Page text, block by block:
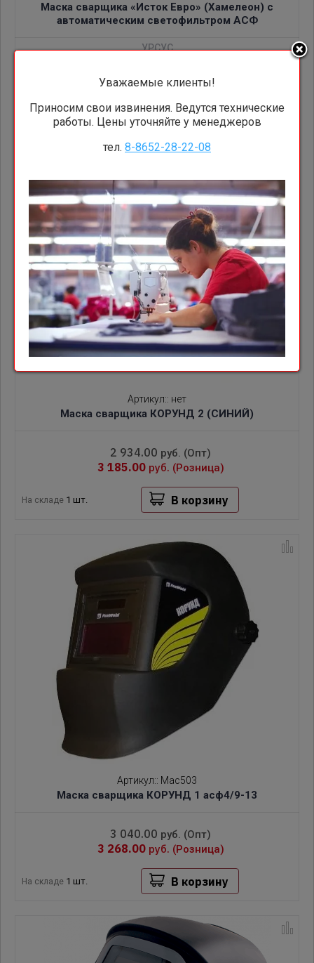
Уважаемые клиенты!
Приносим свои извинения. Ведутся технические
работы. Цены уточняйте у менеджеров
тел. 8-8652-28-22-08
Маска сварщика «Исток Евро» (Хамелеон) с
автоматическим светофильтром АСФ
УРСУС
2 517.00руб.
На складе1 шт. В корзину
Артикул:: нет
Маска сварщика КОРУНД 2 (СИНИЙ)
2 934.00 руб. (Опт)
3 185.00 руб. (Розница)
На складе 1 шт. В корзину
Артикул:: Мас503
Маска сварщика КОРУНД 1 асф4/9-13
3 040.00 руб. (Опт)
3 268.00 руб. (Розница)
На складе 1 шт. В корзину